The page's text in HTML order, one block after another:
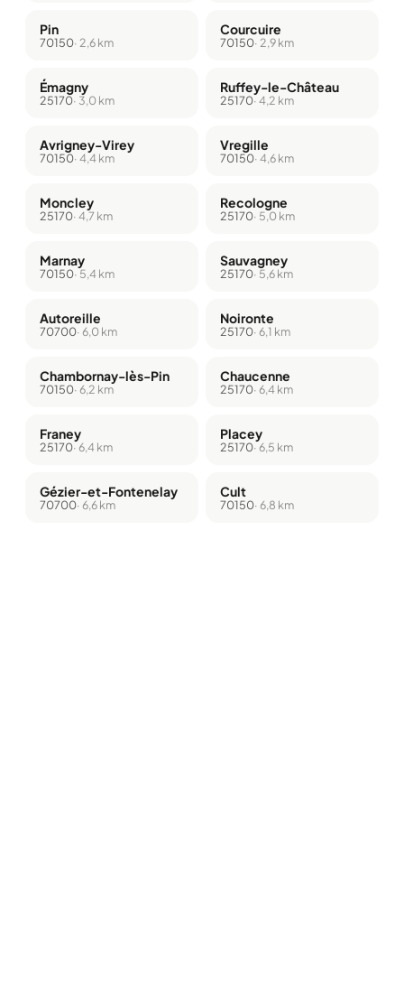
Pin
70150· 2,6 km
Courcuire
70150· 2,9 km
Émagny
25170· 3,0 km
Ruffey-le-Château
25170· 4,2 km
Avrigney-Virey
70150· 4,4 km
Vregille
70150· 4,6 km
Moncley
25170· 4,7 km
Recologne
25170· 5,0 km
Marnay
70150· 5,4 km
Sauvagney
25170· 5,6 km
Autoreille
70700· 6,0 km
Noironte
25170· 6,1 km
Chambornay-lès-Pin
70150· 6,2 km
Chaucenne
25170· 6,4 km
Franey
25170· 6,4 km
Placey
25170· 6,5 km
Gézier-et-Fontenelay
70700· 6,6 km
Cult
70150· 6,8 km